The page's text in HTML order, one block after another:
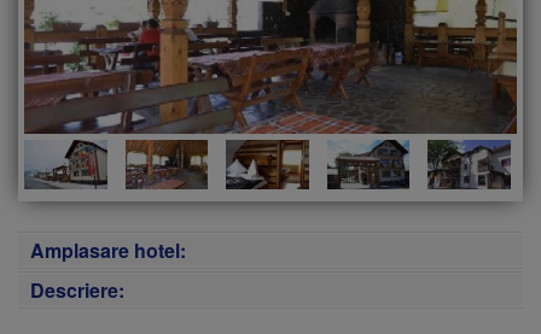
Amplasare hotel:
Descriere: